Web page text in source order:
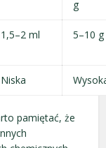
g
1,5–2 ml 5–10 g
Niska
pamiętać, że